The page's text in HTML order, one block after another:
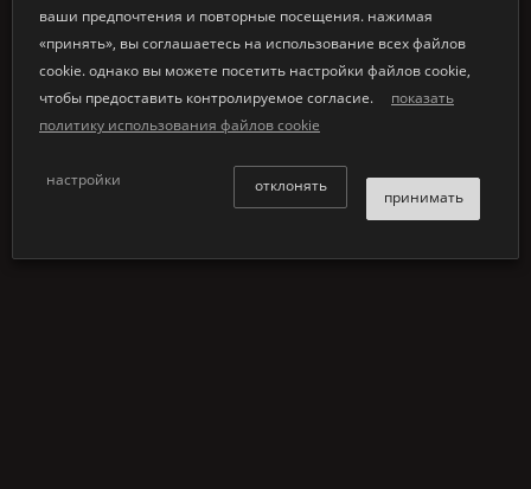
K | Stone®мебель доступна в семи внутренних
отделкax. нижний ряд, слева направо.
чистый белый цвет
серый бетон
теплый серый
вишнeвaя древесина
ваши предпочтения и повторные посещения. нажимая
«принять», вы соглашаетесь на использование всех файлов
cookie. однако вы можете посетить настройки файлов cookie,
чтобы предоставить контролируемое согласие.
показать
политику использования файлов cookie
настройки
принимать
отклонять